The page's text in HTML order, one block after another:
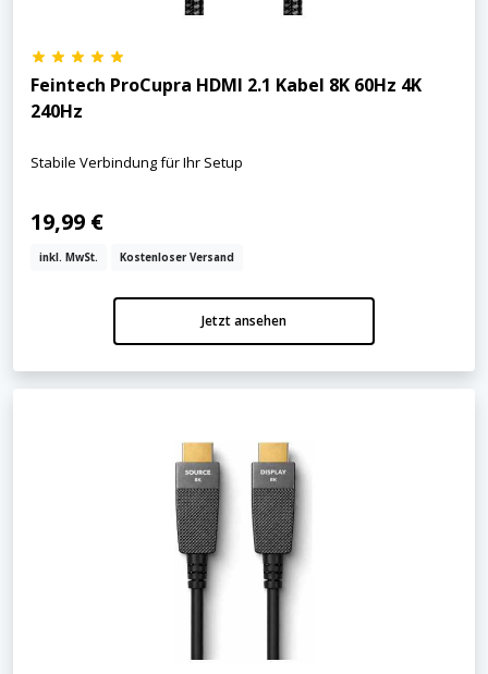
Feintech ProCupra HDMI 2.1 Kabel 8K 60Hz 4K
240Hz
Stabile Verbindung für Ihr Setup
19,99 €
inkl. MwSt. Kostenloser Versand
Jetzt ansehen